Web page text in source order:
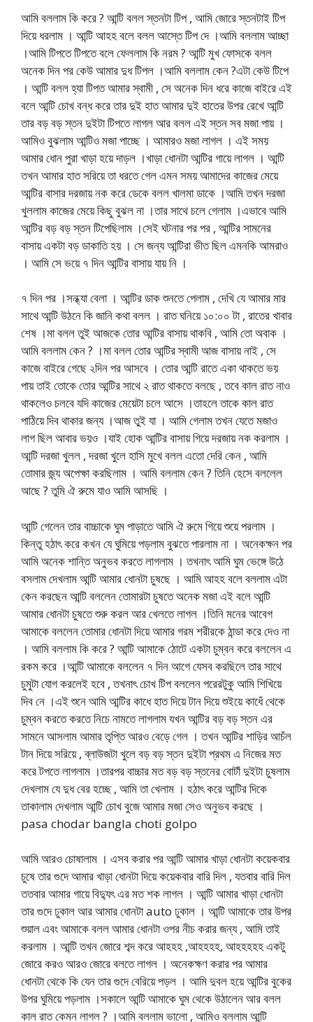
আমি বললাম কি করে ? আন্টি বলল স্তনটা টিপ , আমি জোরে স্তনটাই টিপ
দিয়ে ধরলাম । আন্টি আহহ বলে বলল আস্তে টিপ দে ।আমি বললাম আচ্ছা
।আমি টিপতে টিপতে বলে ফেললাম কি নরম ? আন্টি মুখ ফোসকে বলল
অনেক দিন পর কেউ আমার দুধ টিপল ।আমি বললাম কেন ?এটা কেউ টিপে
। আন্টি বলল হ্যা টিপত আমার স্বামী , সে অনেক দিন ধরে কাজে বাইরে এই
বলে আন্টি চোখ বন্ধ করে তার দুই হাত আমার দুই হাতের উপর রেখে আন্টি
তার বড় বড় স্তন দুইটা টিপতে লাগল আর বলল এই স্তন সব মজা পায় ।
আমিও বুঝলাম আন্টিও মজা পাচ্ছে । আমারও মজা লাগল । এই সময়
আমার ধোন পুরা খাড়া হয়ে দাড়ল ।খাড়া ধোনটা আন্টির গায়ে লাগল । আন্টি
তখন আমার হাত সরিয়ে তা ধরতে গেল এমন সময় আমাদের কাজের মেয়ে
আন্টির বাসার দরজায় নক করে ডেকে বলল খালমা ডাকে ।আমি তখন দরজা
খুললাম কাজের মেয়ে কিছু বুঝল না ।তার সাথে চলে গেলাম ।এভাবে আমি
আন্টির বড় বড় স্তন টিপেছিলাম ।সেই ঘটনার পর পর , আন্টির সামনের
বাসায় একটা বড় ডাকাতি হয় । সে জন্য আন্টিরা ভীত ছিল এমনকি আমরাও
। আমি সে ভয়ে ৭ দিন আন্টির বাসায় যায় নি ।
৭ দিন পর ।সন্ধ্যা বেলা । আন্টির ডাক শুনতে পেলাম , দেখি যে আমার মার
সাথে আন্টি উঠনে কি জানি কথা বলল । রাত ঘনিয়ে ১০:০০ টা , রাতের খাবার
শেষ ।মা বলল তুই আজকে তোর আন্টির বাসায় থাকবি , আমি তো অবাক ।
আমি বললাম কেন ? ।মা বলল তোর আন্টির স্বামী আজ বাসায় নাই , সে
কাজে বাইরে গেছে ২দিন পর আসবে । তোর আন্টি রাতে একা থাকতে ভয়
পায় তাই তোকে তোর আন্টির সাথে ২ রাত থাকতে বলছে , তবে কাল রাত নাও
থাকলেও চলবে যদি কাজের মেয়েটা চলে আসে ।তাহলে তাকে কাল রাত
পাঠিয়ে দিব থাকার জন্য ।আজ তুই যা । আমি গেলাম তখন যেতে মজাও
লাগ ছিল আবার ভয়ও ।যাই হোক আন্টির বাসায় গিয়ে দরজায় নক করলাম ।
আন্টি দরজা খুলল , দরজা খুলে হাসি মুখে বলল এতো দেরি কেন , আমি
তোমার জ্ন্য অপেক্ষা করছিলাম । আমি বললাম কেন ? তিনি হেসে বললেল
আছে ? তুমি ঐ রুমে যাও আমি আসছি ।
আন্টি গেলেন তার বাচ্চাকে ঘুম পাড়াতে আমি ঐ রুমে গিয়ে শুয়ে পরলাম ।
কিন্তু হঠাৎ করে কখন যে ঘুমিয়ে পড়লাম বুঝতে পারলাম না । অনেকক্ষন পর
আমি অনেক শান্তি অনুভব করতে লাগলাম । তখনাৎ আমি ঘুম ভেঙ্গে উঠে
বসলাম দেখলাম আন্টি আমার ধোনটা চুষছে । আমি আহহ বলে বললাম এটা
কেন করছেন আন্টি বললেন তোমারটা চুষতে অনেক মজা এই বলে আন্টি
আমার ধোনটা চুষতে শুরু করল আর খেলতে লাগল ।তিনি মনের আবেগ
আমাকে বললেন তোমার ধোনটা দিয়ে আমার গরম শরীরকে ঠান্ডা করে দেও না
। আমি বললাম কি করে ? আন্টি আমাকে ঠোটে একটা চুম্বন করে বললেন এ
রকম করে ।আন্টি আমাকে বললেন ৭ দিন আগে যেসব করছিলে তার সাথে
চুমুটা যোগ করলেই হবে , তখনাৎ চোখ টিপ বললেন পরেরটুকু আমি শিখিয়ে
দিব নে ।এই শুনে আমি আন্টির কাধে হাত দিয়ে টান দিয়ে শুইয়ে কাধেঁ থেকে
চুম্বন করতে করতে নিচে নামতে লাগলাম যখন আন্টির বড় বড় স্তন এর
সামনে আসলাম আমার তৃপ্তি আরও বেড়ে গেল । তখন আন্টির শাড়ির আচঁল
টান দিয়ে সরিয়ে , ব্লাউজটা খুলে বড় বড় স্তন দুইটা প্রথম এ নিজের মত
করে টপতে লাগলাম ।তারপর বাচ্চার মত বড় বড় স্তনের বোটাঁ দুইটা চুষলাম
দেখলাম যে দুধ বের হচ্ছে , আমি তা খেলাম । হঠাৎ করে আন্টির দিকে
তাকালাম দেখলাম আন্টি চোখ বুজে আমার মজা সেও অনুভব করছে ।
pasa chodar bangla choti golpo
আমি আরও চোষালাম । এসব করার পর আন্টি আমার খাড়া ধোনটা কয়েকবার
চুষে তার গুদে আমার খাড়া ধোনটা দিয়ে কয়েকবার বারি দিল , যতবার বারি দিল
ততবার আমার গায়ে বিদ্যুৎ এর মত শক লাগল । আন্টি আমার খাড়া ধোনটা
তার গুদে ঢুকাল আর আমার ধোনটা auto ঢুকাল । আন্টি আমাকে তার উপর
শুয়াল এবং আমাকে বলল আমার ধোনটা ওপর নীচ করার জন্য , আমি তাই
করলাম । আন্টি তখন জোরে শব্দ করে আহহহ ,আহহহহ, আহহহহহ একটু
জোরে করও আরও জোরে বলতে লাগল । অনেকক্ষণ করার পর আমার
ধোনটা থেকে কি যেন তার গুদে বেরিয়ে পড়ল । আমি দুবল হয়ে আন্টির বুকের
উপর ঘুমিয়ে পড়লাম ।সকালে আন্টি আমাকে ঘুম থেকে উঠালেন আর বলল
কাল রাত কেমন লাগল ? ।আমি বললাম ভালো , আমিও বললাম আন্টি